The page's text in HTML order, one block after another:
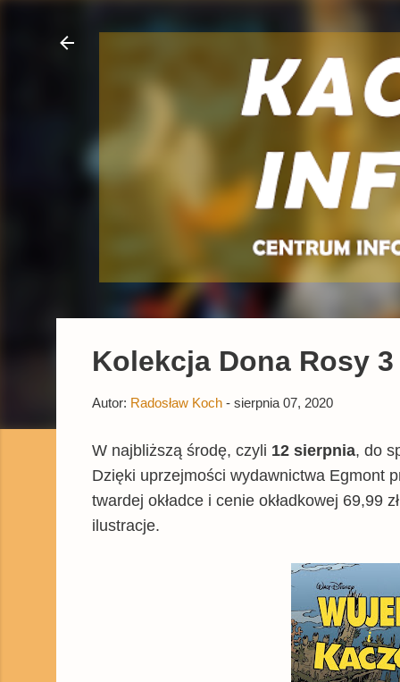
Kolekcja Dona Rosy
Autor: Radosław Koch - sierpnia 07, 2020
W najbliższą środę, czyli 12 sierpnia, do
Dzięki uprzejmości wydawnictwa Egmont
twardej okładce i cenie okładkowej 69,99
ilustracje.